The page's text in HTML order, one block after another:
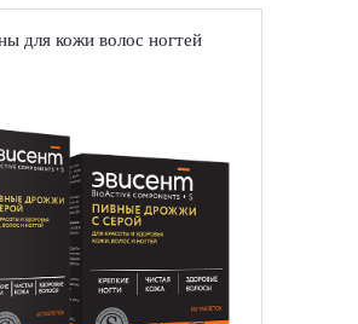
для кожи волос ногтей